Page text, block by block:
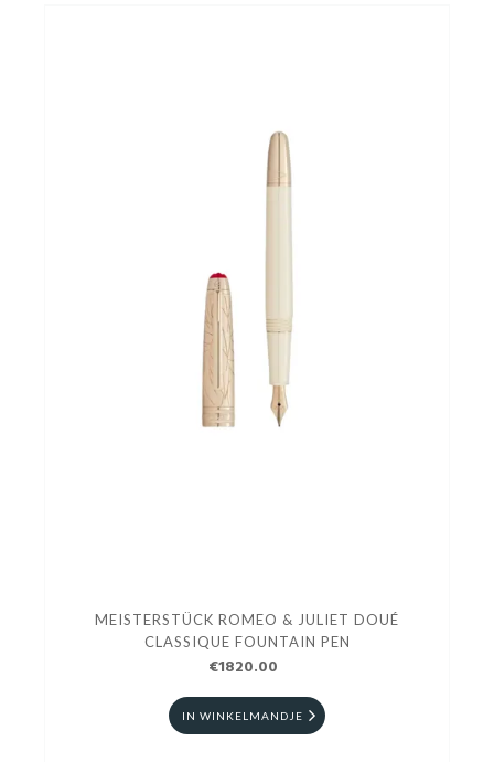
MEISTERSTÜCK ROMEO & JULIET DOUÉ
CLASSIQUE FOUNTAIN PEN
€1820.00
IN WINKELMANDJE